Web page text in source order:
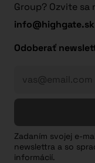
Group? Ozvite sa
info@highgate.sk
Odoberať
Zadaním svojej e-
newslettra a so
informácií.